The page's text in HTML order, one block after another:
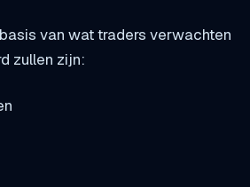
van wat traders verwachten
zullen zijn: